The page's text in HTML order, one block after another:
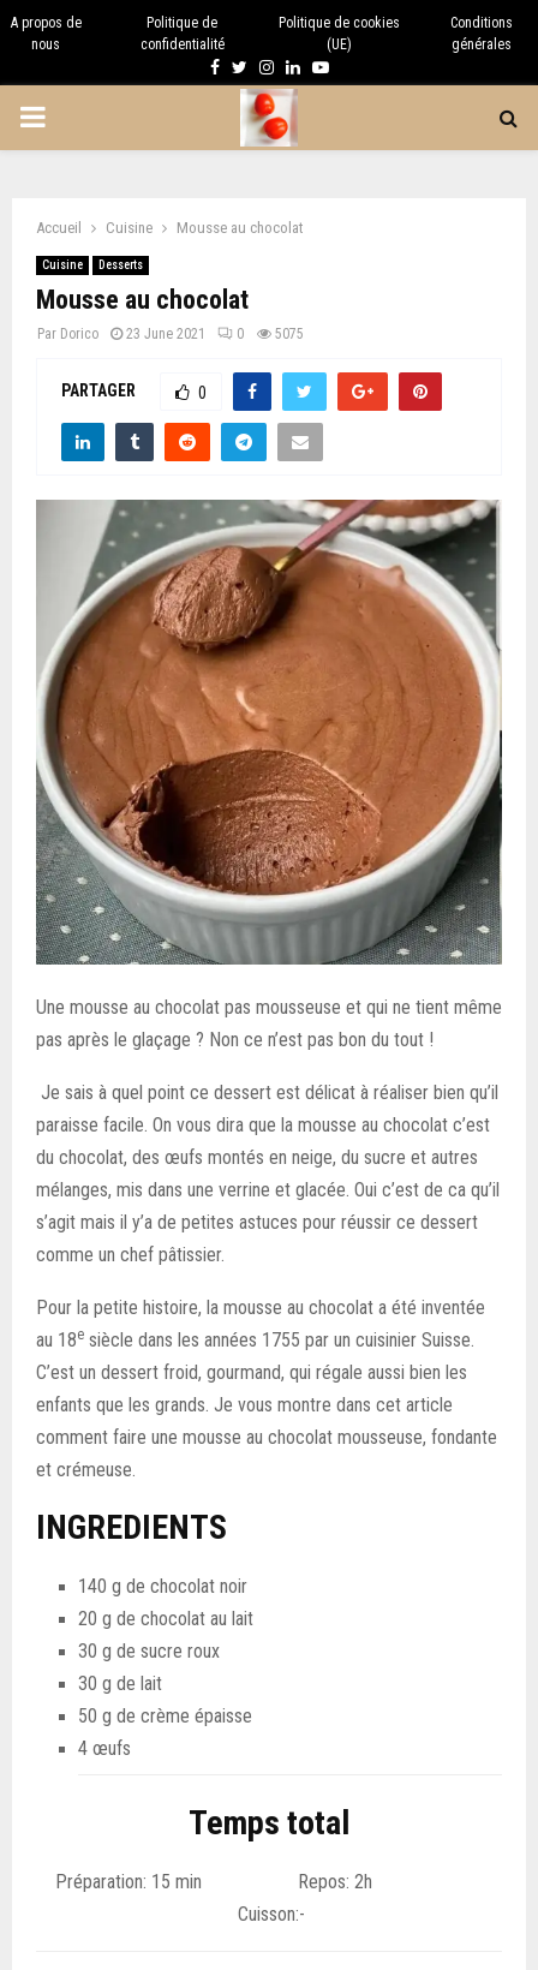
A propos de
nous
Politique de
confidentialité
Politique de cookies
(UE)
Conditions
générales
Facebook
TwitterInstagram
LinkedinYoutube
PRIMARY
Accueil Cuisine Mousse au chocolat
Cuisine Desserts
Mousse au chocolat
Par Dorico 23 June 2021 0 5075
PARTAGER 0
Une mousse au chocolat pas mousseuse et qui ne tient même
pas après le glaçage ? Non ce n’est pas bon du tout !
Je sais à quel point ce dessert est délicat à réaliser bien qu’il
paraisse facile. On vous dira que la mousse au chocolat c’est
du chocolat, des œufs montés en neige, du sucre et autres
mélanges, mis dans une verrine et glacée. Oui c’est de ca qu’il
s’agit mais il y’a de petites astuces pour réussir ce dessert
comme un chef pâtissier.
Pour la petite histoire, la mousse au chocolat a été inventée
au 18e siècle dans les années 1755 par un cuisinier Suisse.
C’est un dessert froid, gourmand, qui régale aussi bien les
enfants que les grands. Je vous montre dans cet article
comment faire une mousse au chocolat mousseuse, fondante
et crémeuse.
INGREDIENTS
140 g de chocolat noir
20 g de chocolat au lait
30 g de sucre roux
30 g de lait
50 g de crème épaisse
4 œufs
Temps total
Préparation: 15 min Repos: 2h
Cuisson:-